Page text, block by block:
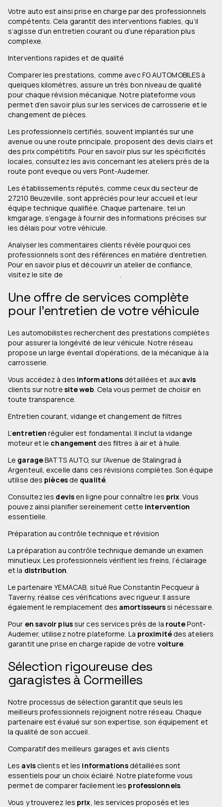
Votre auto est ainsi prise en charge par des professionnels
compétents. Cela garantit des interventions fiables, qu’il
s’agisse d’un entretien courant ou d’une réparation plus
complexe.
Interventions rapides et de qualité
Comparer les prestations, comme avec FG AUTOMOBILES à
quelques kilomètres, assure un très bon niveau de qualité
pour chaque révision mécanique. Notre plateforme vous
permet d’en savoir plus sur les services de carrosserie et le
changement de pièces.
Les professionnels certifiés, souvent implantés sur une
avenue ou une route principale, proposent des devis clairs et
des prix compétitifs. Pour en savoir plus sur les spécificités
locales, consultez les avis concernant les ateliers près de la
route pont eveque ou vers Pont-Audemer.
Les établissements réputés, comme ceux du secteur de
27210 Beuzeville, sont appréciés pour leur accueil et leur
équipe technique qualifiée. Chaque partenaire, tel un
kmgarage, s’engage à fournir des informations précises sur
les délais pour votre véhicule.
Analyser les commentaires clients révèle pourquoi ces
professionnels sont des références en matière d’entretien.
Pour en savoir plus et découvrir un atelier de confiance,
visitez le site de
.
Une offre de services complète
pour l’entretien de votre véhicule
Les automobilistes recherchent des prestations complètes
pour assurer la longévité de leur véhicule. Notre réseau
propose un large éventail d’opérations, de la mécanique à la
carrosserie.
Vous accédez à des informations détaillées et aux avis
clients sur notre site web. Cela vous permet de choisir en
toute transparence.
Entretien courant, vidange et changement de filtres
L’entretien régulier est fondamental. Il inclut la vidange
moteur et le changement des filtres à air et à huile.
Le garageBATTS AUTO, sur l’Avenue de Stalingrad à
Argenteuil, excelle dans ces révisions complètes. Son équipe
utilise des piècesde qualité.
Consultez les devisen ligne pour connaître les prix. Vous
pouvez ainsi planifier sereinement cette intervention
essentielle.
Préparation au contrôle technique et révision
La préparation au contrôle technique demande un examen
minutieux. Les professionnels vérifient les freins, l’éclairage
et la distribution.
Le partenaire YEMACAB, situé Rue Constantin Pecqueur à
Taverny, réalise ces vérifications avec rigueur. Il assure
également le remplacement des amortisseurssi nécessaire.
Pour en savoir plussur ces services près de la routePont-
Audemer, utilisez notre plateforme. La proximitédes ateliers
garantit une prise en charge rapide de votre voiture.
Sélection rigoureuse des
garagistes à Cormeilles
Notre processus de sélection garantit que seuls les
meilleurs professionnels rejoignent notre réseau. Chaque
partenaire est évalué sur son expertise, son équipement et
la qualité de son accueil.
Comparatif des meilleurs garages et avis clients
Les avisclients et les informationsdétaillées sont
essentiels pour un choix éclairé. Notre plateforme vous
permet de comparer facilement les professionnels.
Vous y trouverez les prix, les services proposés et les